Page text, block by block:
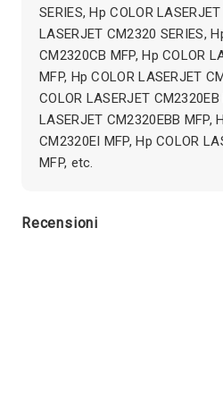
SERIES, Hp COLOR
LASERJET CM2320 SERIES,
CM2320CB MFP, Hp COLOR
MFP, Hp COLOR LASERJET
COLOR LASERJET CM2320EB
LASERJET CM2320EBB MFP,
CM2320EI MFP, Hp COLOR
MFP, etc.
Recensioni